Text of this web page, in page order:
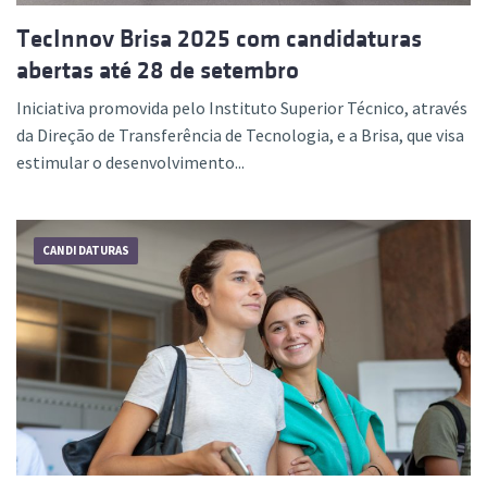
TecInnov Brisa 2025 com candidaturas
abertas até 28 de setembro
Iniciativa promovida pelo Instituto Superior Técnico, através
da Direção de Transferência de Tecnologia, e a Brisa, que visa
estimular o desenvolvimento...
CANDIDATURAS